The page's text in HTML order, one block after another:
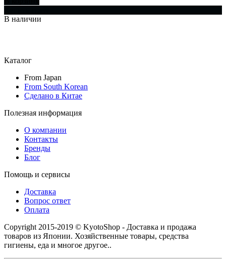
В наличии
Каталог
From Japan
From South Korean
Сделано в Китае
Полезная информация
О компании
Контакты
Бренды
Блог
Помощь и сервисы
Доставка
Вопрос ответ
Оплата
Copyright 2015-2019 © KyotoShop - Доставка и продажа
товаров из Японии. Хозяйственные товары, средства
гигиены, еда и многое другое..